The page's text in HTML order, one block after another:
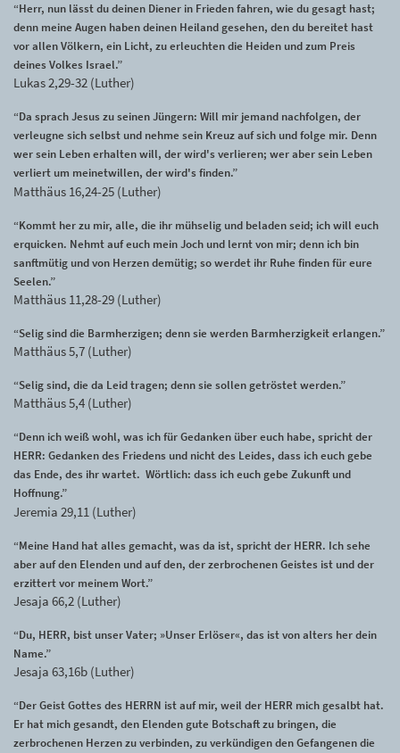
“Herr, nun lässt du deinen Diener in Frieden fahren, wie du gesagt hast;
denn meine Augen haben deinen Heiland gesehen, den du bereitet hast
vor allen Völkern, ein Licht, zu erleuchten die Heiden und zum Preis
deines Volkes Israel.”
Lukas 2,29-32 (Luther)
“Da sprach Jesus zu seinen Jüngern: Will mir jemand nachfolgen, der
verleugne sich selbst und nehme sein Kreuz auf sich und folge mir. Denn
wer sein Leben erhalten will, der wird's verlieren; wer aber sein Leben
verliert um meinetwillen, der wird's finden.”
Matthäus 16,24-25 (Luther)
“Kommt her zu mir, alle, die ihr mühselig und beladen seid; ich will euch
erquicken. Nehmt auf euch mein Joch und lernt von mir; denn ich bin
sanftmütig und von Herzen demütig; so werdet ihr Ruhe finden für eure
Seelen.”
Matthäus 11,28-29 (Luther)
“Selig sind die Barmherzigen; denn sie werden Barmherzigkeit erlangen.”
Matthäus 5,7 (Luther)
“Selig sind, die da Leid tragen; denn sie sollen getröstet werden.”
Matthäus 5,4 (Luther)
“Denn ich weiß wohl, was ich für Gedanken über euch habe, spricht der
HERR: Gedanken des Friedens und nicht des Leides, dass ich euch gebe
das Ende, des ihr wartet. Wörtlich: dass ich euch gebe Zukunft und
Hoffnung.”
Jeremia 29,11 (Luther)
“Meine Hand hat alles gemacht, was da ist, spricht der HERR. Ich sehe
aber auf den Elenden und auf den, der zerbrochenen Geistes ist und der
erzittert vor meinem Wort.”
Jesaja 66,2 (Luther)
“Du, HERR, bist unser Vater; »Unser Erlöser«, das ist von alters her dein
Name.”
Jesaja 63,16b (Luther)
“Der Geist Gottes des HERRN ist auf mir, weil der HERR mich gesalbt hat.
Er hat mich gesandt, den Elenden gute Botschaft zu bringen, die
zerbrochenen Herzen zu verbinden, zu verkündigen den Gefangenen die